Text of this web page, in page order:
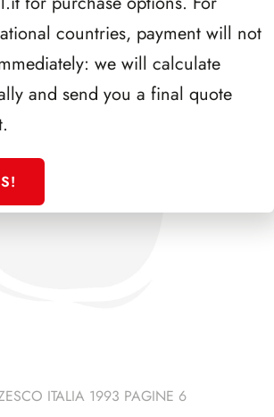
ITALIA 1993 PAGINE 6
countries, payment will not
we will calculate
and send you a final quote